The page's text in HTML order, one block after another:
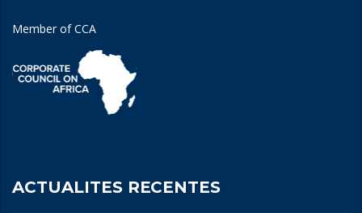
Member of CCA
ACTUALITES RECENTES